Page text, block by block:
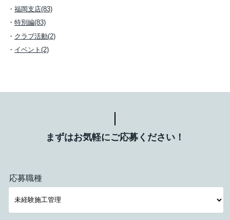
福岡支店(83)
特別編(83)
クラブ活動(2)
イベント(2)
まずはお気軽にご応募ください！
応募職種